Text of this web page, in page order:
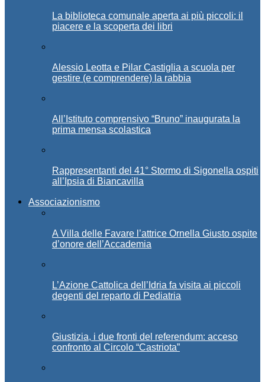
La biblioteca comunale aperta ai più piccoli: il
piacere e la scoperta dei libri
Alessio Leotta e Pilar Castiglia a scuola per
gestire (e comprendere) la rabbia
All’Istituto comprensivo “Bruno” inaugurata la
prima mensa scolastica
Rappresentanti del 41° Stormo di Sigonella ospiti
all’Ipsia di Biancavilla
Associazionismo
A Villa delle Favare l’attrice Ornella Giusto ospite
d’onore dell’Accademia
L’Azione Cattolica dell’Idria fa visita ai piccoli
degenti del reparto di Pediatria
Giustizia, i due fronti del referendum: acceso
confronto al Circolo “Castriota”